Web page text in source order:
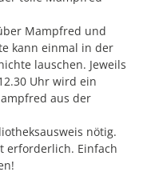
Mampfred und
kann einmal in der
lauschen. Jeweils
Uhr wird ein
aus der
nötig.
erforderlich. Einfach